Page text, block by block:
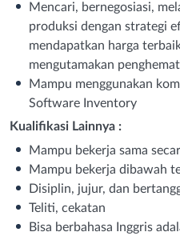
Mencari, bernegosiasi,
produksi dengan strategi
mendapatkan harga
mengutamakan
Mampu menggunakan
Software Inventory
Kualifikasi Lainnya :
Mampu bekerja sama
Mampu bekerja dibawah
Disiplin, jujur, dan
Teliti, cekatan
Bisa berbahasa Inggris